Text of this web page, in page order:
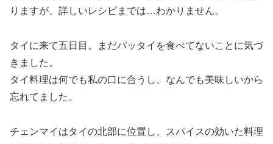
りますが、詳しいレシピまでは…わかりません。
タイに来て五日目。まだパッタイを食べてないことに気づ
きました。
タイ料理は何でも私の口に合うし、なんでも美味しいから
忘れてました。
チェンマイはタイの北部に位置し、スパイスの効いた料理